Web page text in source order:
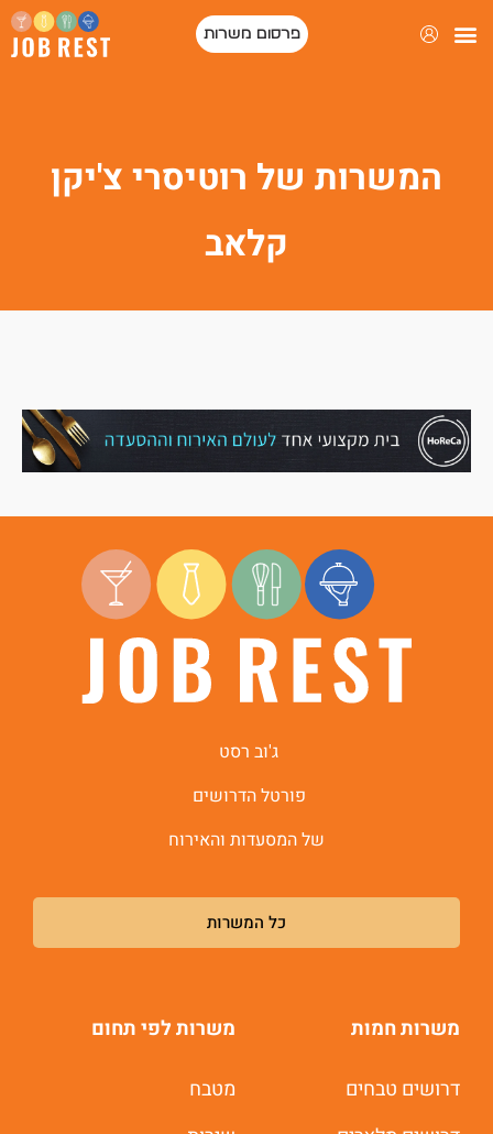
פרסום משרות
המשרות של רוטיסרי צ'יקן
קלאב
ג'וב רסט
פורטל הדרושים
של המסעדות והאירוח
כל המשרות
משרות חמות
דרושים טבחים
משרות לפי תחום
מטבח